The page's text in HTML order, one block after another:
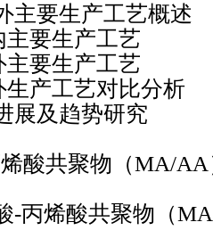
要生产工艺概述
生产工艺
生产工艺
工艺对比分析
及趋势研究
酸共聚物（MA/
烯酸共聚物（